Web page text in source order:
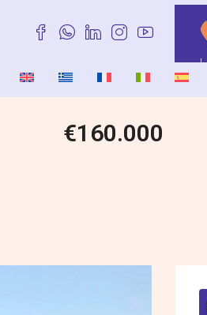
€160.000